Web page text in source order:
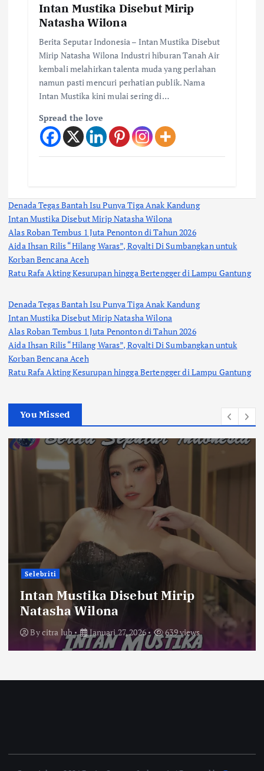
Intan Mustika Disebut Mirip
Natasha Wilona
Berita Seputar Indonesia – Intan Mustika Disebut
Mirip Natasha Wilona Industri hiburan Tanah Air
kembali melahirkan talenta muda yang perlahan
namun pasti mencuri perhatian publik. Nama
Intan Mustika kini mulai sering di…
Spread the love
Denada Tegas Bantah Isu Punya Tiga Anak Kandung
Intan Mustika Disebut Mirip Natasha Wilona
Alas Roban Tembus 1 Juta Penonton di Tahun 2026
Aida Ihsan Rilis “Hilang Waras”, Royalti Di Sumbangkan untuk
Korban Bencana Aceh
Ratu Rafa Akting Kesurupan hingga Bertengger di Lampu Gantung
Denada Tegas Bantah Isu Punya Tiga Anak Kandung
Intan Mustika Disebut Mirip Natasha Wilona
Alas Roban Tembus 1 Juta Penonton di Tahun 2026
Aida Ihsan Rilis “Hilang Waras”, Royalti Di Sumbangkan untuk
Korban Bencana Aceh
Ratu Rafa Akting Kesurupan hingga Bertengger di Lampu Gantung
You Missed
Selebriti
Intan Mustika Disebut Mirip
Natasha Wilona
Bycitra lub Januari 27, 2026 639 views